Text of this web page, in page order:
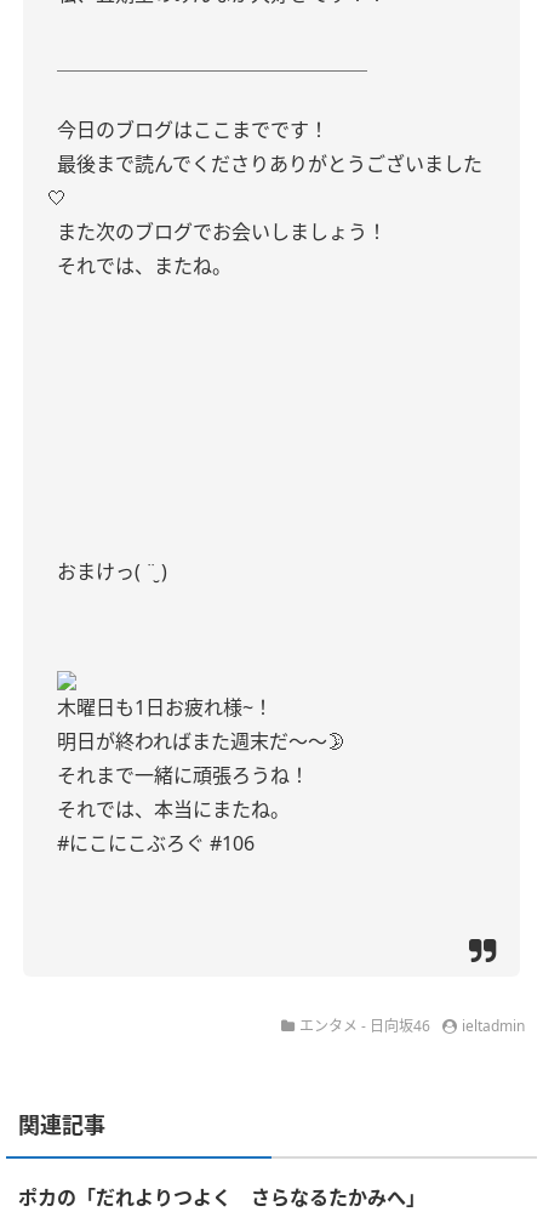
今日のブログはここまでです！
最後まで読んでくださりありがとうございました
🤍
また次のブログでお会いしましょう！
それでは、またね。
おまけっ( ¨̮ )
木曜日も1日お疲れ様~！
明日が終わればまた週末だ〜〜🌛
それまで一緒に頑張ろうね！
それでは、本当にまたね。
#にこにこぶろぐ #106
エンタメ - 日向坂46 ieltadmin
関連記事
ポカの「だれよりつよく さらなるたかみへ」